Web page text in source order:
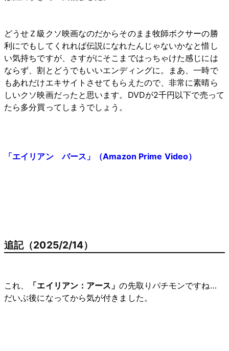
どうせＺ級クソ映画なのだからそのまま牧師ボクサーの勝
利にでもしてくれれば伝説になれたんじゃないかなと惜し
い気持ちですが、さすがにそこまではっちゃけた感じには
ならず、割とどうでもいいエンディングに。まあ、一時で
もあれだけエキサイトさせてもらえたので、非常に素晴ら
しいクソ映画だったと思います。DVDが2千円以下で売って
たら多分買ってしまうでしょう。
「エイリアン バース」（Amazon Prime Video）
追記（2025/2/14）
これ、 「エイリアン：アース」の先取りパチモンですね…
だいぶ後になってから気が付きました。